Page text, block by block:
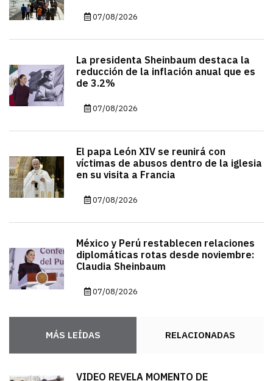
07/08/2026
La presidenta Sheinbaum destaca la
reducción de la inflación anual que es
de 3.2%
07/08/2026
El papa León XIV se reunirá con
víctimas de abusos dentro de la iglesia
en su visita a Francia
07/08/2026
México y Perú restablecen relaciones
diplomáticas rotas desde noviembre:
Claudia Sheinbaum
07/08/2026
MÁS LEÍDAS RELACIONADAS
VIDEO REVELA MOMENTO DE